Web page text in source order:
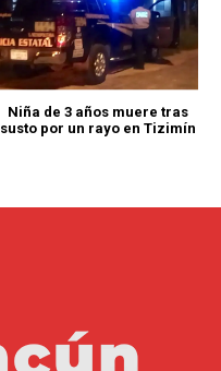
Niña de 3 años muere tras
susto por un rayo en Tizimín